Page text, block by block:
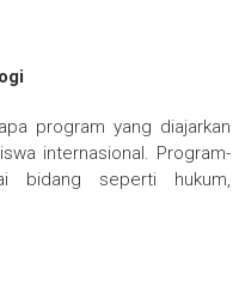
program yang diajarkan
internasional. Program-
bidang seperti hukum,